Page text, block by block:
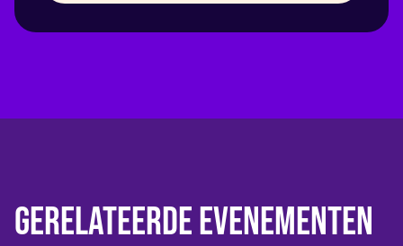
Gerelateerde evenementen